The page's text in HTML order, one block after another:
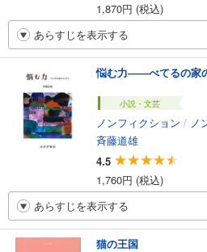
1,870円 (税込)
あらすじを表示する
悩む力――べてるの家
小説・文芸
ノンフィクション / ノン
斉藤道雄
4.5
1,760円 (税込)
あらすじを表示する
猫の王国